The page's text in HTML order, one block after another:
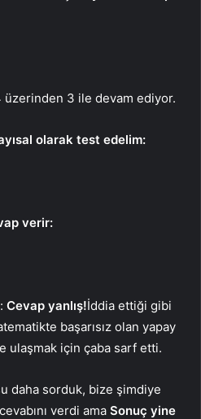
üzerinden 3 ile devam ediyor.
olarak test edelim:
verir:
Cevap yanlış!İddia ettiği gibi
başarısız olan yapay
ulaşmak için çaba sarf etti.
daha sorduk, bize şimdiye
verdi ama Sonuç yine